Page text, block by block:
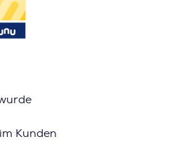
Kunden